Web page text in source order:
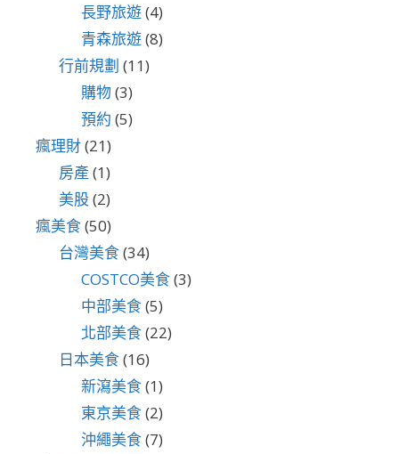
長野旅遊(4)
青森旅遊(8)
行前規劃 (11)
購物(3)
預約 (5)
瘋理財(21)
房產 (1)
美股(2)
瘋美食(50)
台灣美食(34)
COSTCO美食(3)
中部美食(5)
北部美食(22)
日本美食(16)
新瀉美食(1)
東京美食(2)
沖繩美食(7)